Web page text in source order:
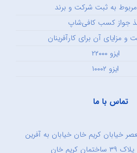
مربوط به ثبت شرکت و برند
جواز کسب کافی‌شاپ
مزایای آن برای کارآفرینان
ایزو ۲۲۰۰۰
ایزو ۱۰۰۰۲
تماس با ما
خیابان کریم خان خیابان به آفرین
کریم خان